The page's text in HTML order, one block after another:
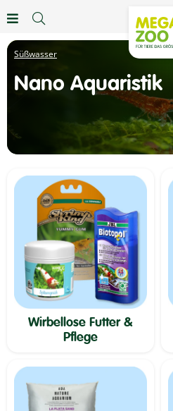
Süßwasser
Nano Aquaristik
Wirbellose Futter &
Pflege